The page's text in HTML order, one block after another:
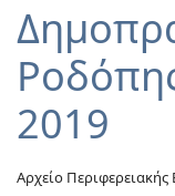
2019
Αρχείο